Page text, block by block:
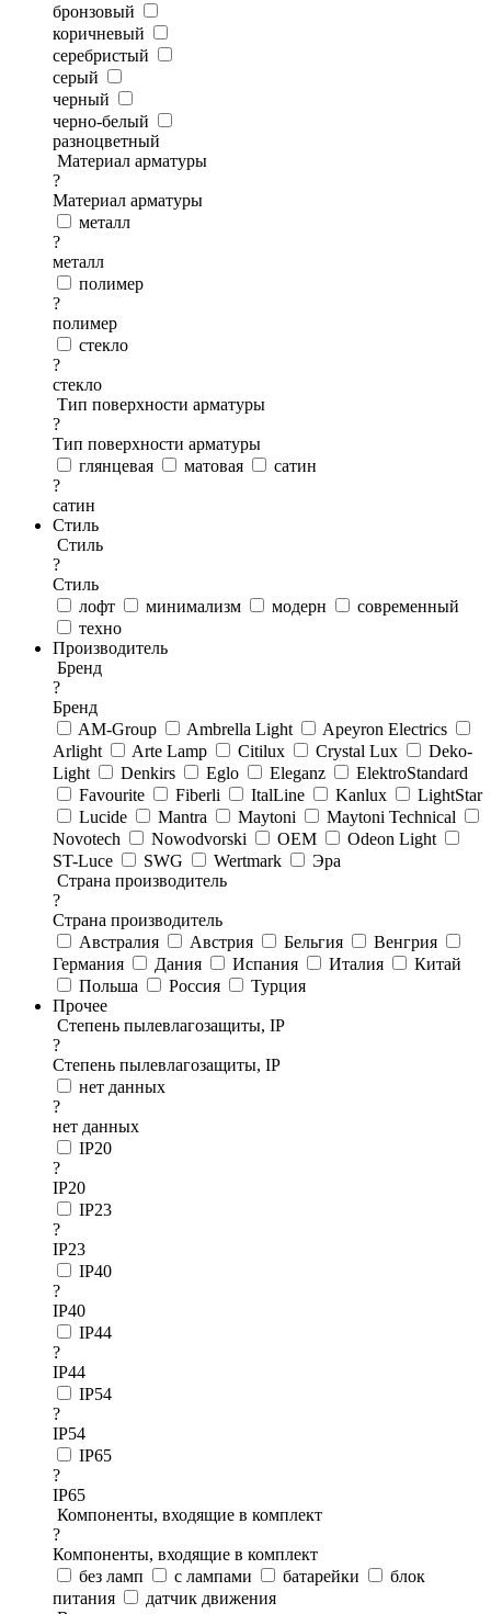
бронзовый
коричневый
серебристый
серый
черный
черно-белый
разноцветный
Материал арматуры
?
Материал арматуры
металл
?
металл
полимер
?
полимер
стекло
?
стекло
Тип поверхности арматуры
?
Тип поверхности арматуры
глянцевая
матовая
сатин
?
сатин
Стиль
Стиль
?
Стиль
лофт
минимализм модерн
современный
техно
Производитель
Бренд
?
Бренд
AM-Group
Ambrella Light
Apeyron Electrics
Arlight
Arte Lamp Citilux Crystal Lux
Deko-
Light
Denkirs Eglo Eleganz
ElektroStandard
Favourite
Fiberli ItalLine Kanlux
LightStar
Lucide
Mantra Maytoni
Maytoni Technical
Novotech
Nowodvorski OEM
Odeon Light
ST-Luce
SWG Wertmark
Эра
Страна производитель
?
Страна производитель
Австралия
Австрия Бельгия
Венгрия
Германия
Дания Испания Италия
Китай
Польша
Россия
Турция
Прочее
Степень пылевлагозащиты, IP
?
Степень пылевлагозащиты, IP
нет данных
?
нет данных
IP20
?
IP20
IP23
?
IP23
IP40
?
IP40
IP44
?
IP44
IP54
?
IP54
IP65
?
IP65
Компоненты, входящие в комплект
?
Компоненты, входящие в комплект
без ламп
с лампами батарейки
блок
питания
датчик движения